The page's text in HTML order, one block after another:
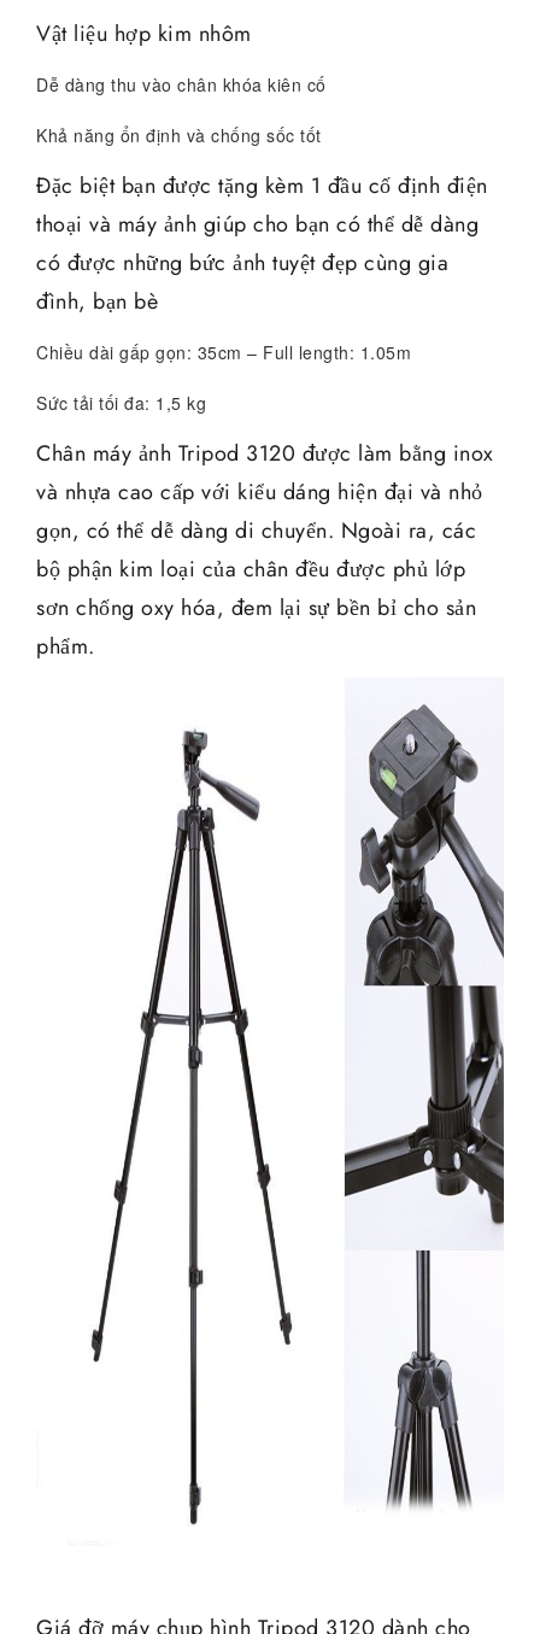
Vật liệu hợp kim nhôm
Dễ dàng thu vào chân khóa kiên cố
Khả năng ổn định và chống sốc tốt
Đặc biệt bạn được tặng kèm 1 đầu cố định điện
thoại và máy ảnh giúp cho bạn có thể dễ dàng
có được những bức ảnh tuyệt đẹp cùng gia
đình, bạn bè
Chiều dài gấp gọn: 35cm – Full length: 1.05m
Sức tải tối đa: 1,5 kg
Chân máy ảnh Tripod 3120 được làm bằng inox
và nhựa cao cấp với kiểu dáng hiện đại và nhỏ
gọn, có thể dễ dàng di chuyển. Ngoài ra, các
bộ phận kim loại của chân đều được phủ lớp
sơn chống oxy hóa, đem lại sự bền bỉ cho sản
phẩm.